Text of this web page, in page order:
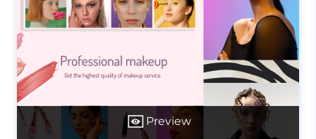
Preview